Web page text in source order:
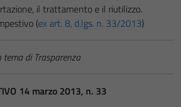
il trattamento e il riutilizzo.
(ex art. 8, d.lgs. n. 33/2013)
tema di Trasparenza
14 marzo 2013, n. 33